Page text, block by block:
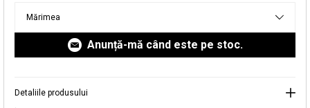
Mărimea
Anunță-mă când este pe stoc.
Detaliile produsului
livrare aici.